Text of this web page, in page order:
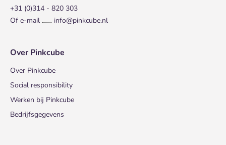
+31 (0)314 - 820 303
Of e-mail
info@pinkcube.nl
Over Pinkcube
Over Pinkcube
Social responsibility
Werken bij Pinkcube
Bedrijfsgegevens